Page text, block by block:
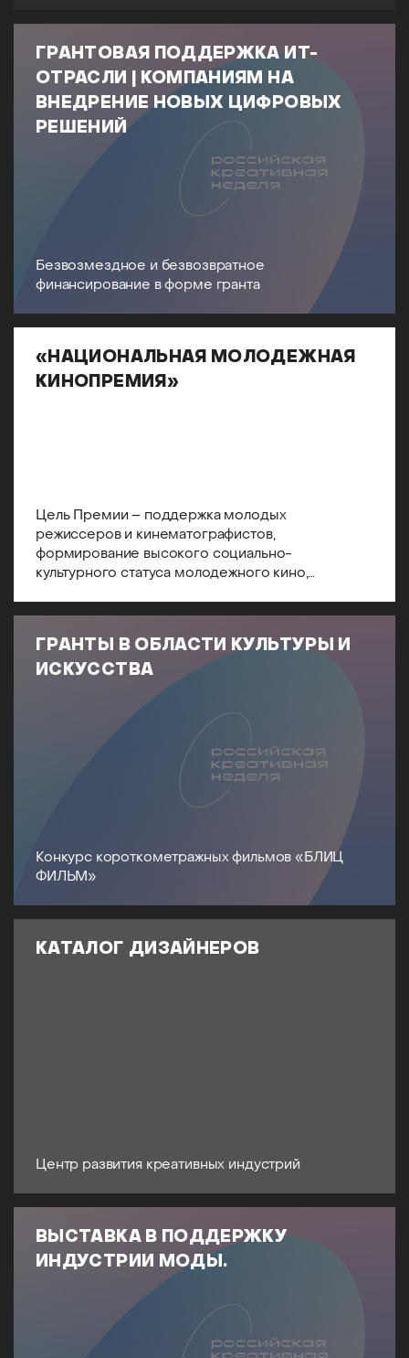
ГРАНТОВАЯ ПОДДЕРЖКА ИТ-
ОТРАСЛИ | КОМПАНИЯМ НА
ВНЕДРЕНИЕ НОВЫХ ЦИФРОВЫХ
РЕШЕНИЙ
Безвозмездное и безвозвратное
финансирование в форме гранта
«НАЦИОНАЛЬНАЯ МОЛОДЕЖНАЯ
КИНОПРЕМИЯ»
Цель Премии – поддержка молодых
режиссеров и кинематографистов,
формирование высокого социально-
культурного статуса молодежного кино,
ГРАНТЫ В ОБЛАСТИ КУЛЬТУРЫ И
ИСКУССТВА
Конкурс короткометражных фильмов «БЛИЦ
ФИЛЬМ»
КАТАЛОГ ДИЗАЙНЕРОВ
Центр развития креативных индустрий
ВЫСТАВКА В ПОДДЕРЖКУ
ИНДУСТРИИ МОДЫ.